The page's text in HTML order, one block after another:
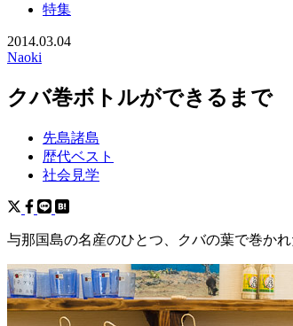
特集
2014.03.04
Naoki
クバ巻ボトルができるまで
先島諸島
歴代ベスト
社会見学
与那国島の名産のひとつ、クバの葉で巻か